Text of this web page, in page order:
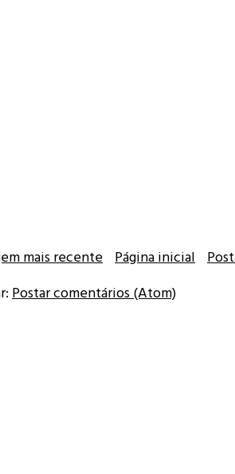
mais recente Página inicial
Postar comentários (Atom)